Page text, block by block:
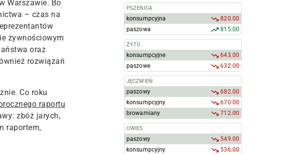
Warszawie. Bo
– czas na
żywnościowym
oraz
rozwiązań
Co roku
raportu
zbóż jarych,
raportem,
PSZENICA
konsumpcyjna
820.00
paszowa
815.00
ŻYTO
konsumpcyjne
643.00
paszowe
632.00
JĘCZMIEŃ
paszowy
682.00
konsumpcyjny
670.00
browarniany
712.00
OWIES
paszowy
549.00
konsumpcyjny
536.00